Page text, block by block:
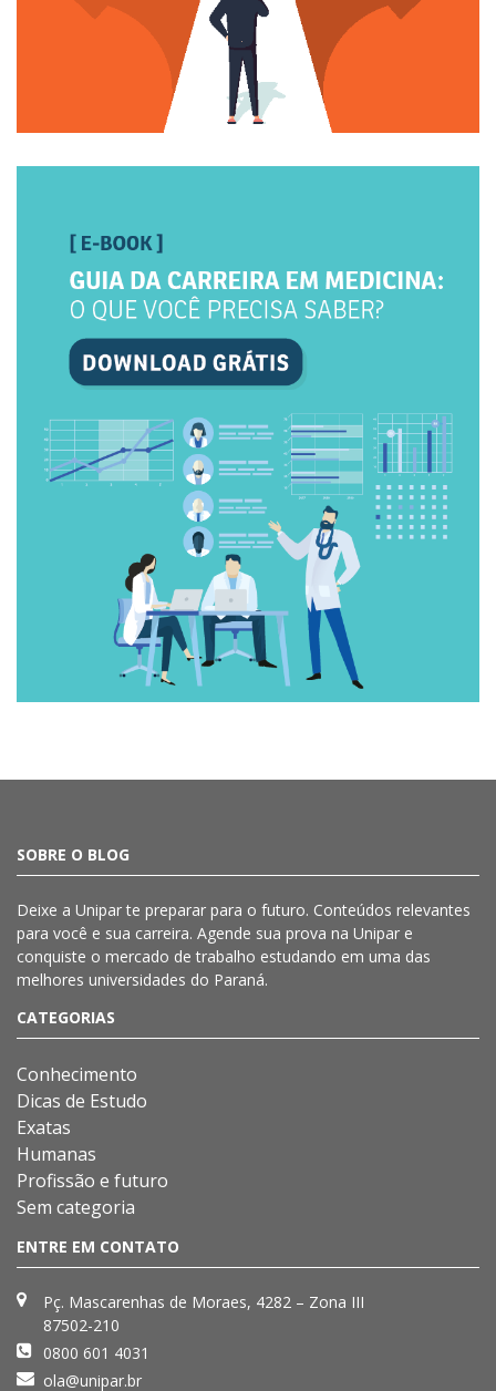
SOBRE O BLOG
Deixe a Uniparte preparar para o futuro. Conteúdos relevantes
para você e sua carreira. Agende sua prova na Unipar e
conquiste o mercado de trabalho estudando em uma das
melhores universidades do Paraná.
CATEGORIAS
Conhecimento
Dicas de Estudo
Exatas
Humanas
Profissão e futuro
Sem categoria
ENTRE EM CONTATO
Pç. Mascarenhas de Moraes, 4282 – Zona III
87502-210
0800 601 4031
ola@unipar.br